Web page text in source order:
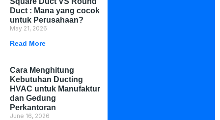
Duct : Mana yang cocok
untuk Perusahaan?
May 21, 2026
Read More
Cara Menghitung
Kebutuhan Ducting
HVAC untuk Manufaktur
dan Gedung
Perkantoran
June 16, 2026